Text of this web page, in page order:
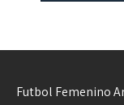
Futbol Femenino